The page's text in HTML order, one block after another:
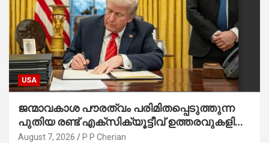
USA
ജന്മാവകാശ പൗരത്വം പരിമിതപ്പെടുത്തുന്ന
പുതിയ രണ്ട് എക്സിക്യൂട്ടീവ് ഉത്തരവുകളിൽ
ട്രംപ് ഒപ്പുവെച്ചു
August 7, 2026 P P Cherian